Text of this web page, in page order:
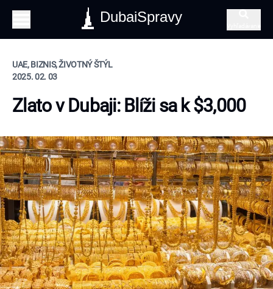
DubaiSpravy
UAE, BIZNIS, ŽIVOTNÝ ŠTÝL
2025. 02. 03
Zlato v Dubaji: Blíži sa k $3,000